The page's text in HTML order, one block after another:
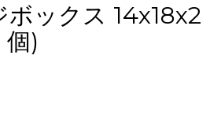
ボックス 14x18x2
個)